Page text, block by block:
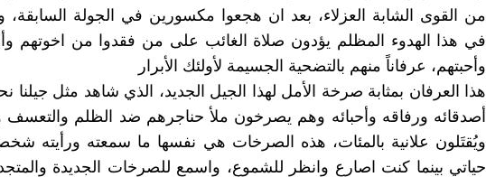
من القوى الشابة العزلاء، بعد ان هجعوا مكسورين في الجولة السابقة،
في هذا الهدوء المظلم يؤدون صلاة الغائب على من فقدوا من اخوتهم
وأحبتهم، عرفاناً منهم بالتضحية الجسيمة لأولئك الأبرار
هذا العرفان بمثابة صرخة الأمل لهذا الجيل الجديد، الذي شاهد مثل جيلنا
أصدقائه ورفاقه وأحبائه وهم يصرخون ملأ حناجرهم ضد الظلم والتعسف
ويُقتَلون علانية بالمئات، هذه الصرخات هي نفسها ما سمعته ورأيته
حياتي بينما كنت اصارع وانظر للشموع، واسمع للصرخات الجديدة